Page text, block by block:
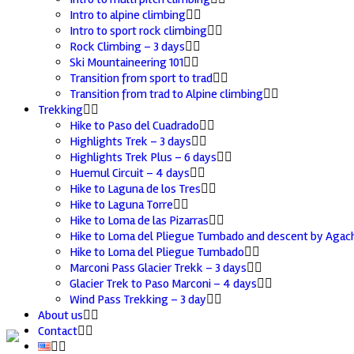
Intro to alpine climbing
Intro to sport rock climbing
Rock Climbing – 3 days
Ski Mountaineering 101
Transition from sport to trad
Transition from trad to Alpine climbing
Trekking
Hike to Paso del Cuadrado
Highlights Trek – 3 days
Highlights Trek Plus – 6 days
Huemul Circuit – 4 days
Hike to Laguna de los Tres
Hike to Laguna Torre
Hike to Loma de las Pizarras
Hike to Loma del Pliegue Tumbado and descent by
Hike to Loma del Pliegue Tumbado
Marconi Pass Glacier Trekk – 3 days
Glacier Trek to Paso Marconi – 4 days
Wind Pass Trekking – 3 day
About us
Contact